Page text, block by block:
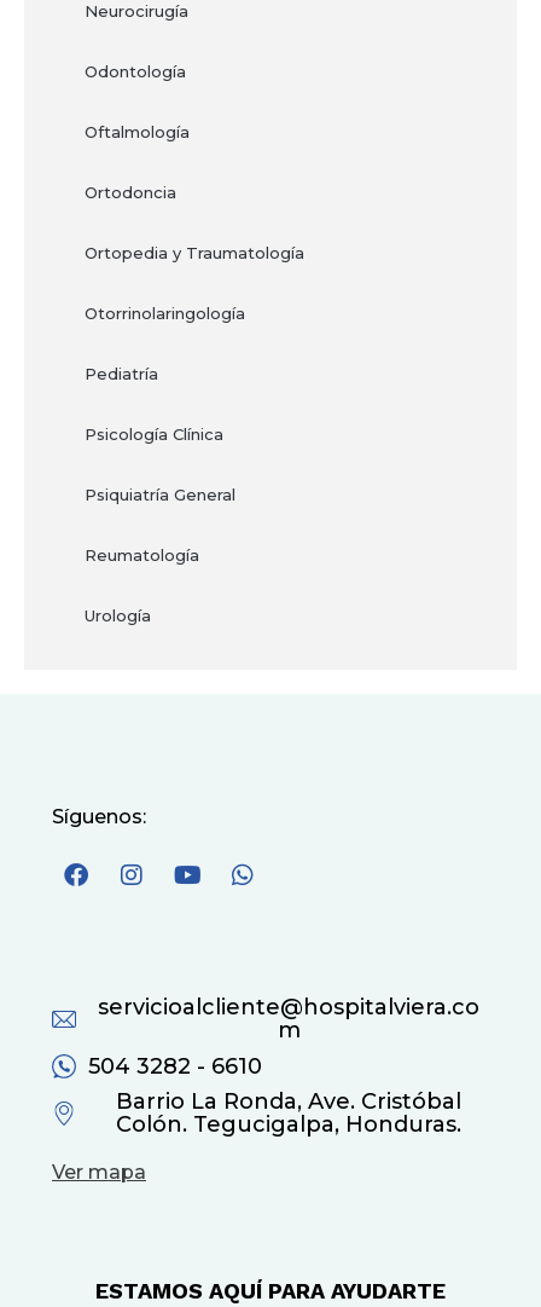
Neurocirugía
Odontología
Oftalmología
Ortodoncia
Ortopedia y Traumatología
Otorrinolaringología
Pediatría
Psicología Clínica
Psiquiatría General
Reumatología
Urología
Síguenos:
servicioalcliente@hospitalviera.co
m
504 3282 - 6610
Barrio La Ronda, Ave. Cristóbal
Colón. Tegucigalpa, Honduras.
Ver mapa
ESTAMOS AQUÍ PARA AYUDARTE